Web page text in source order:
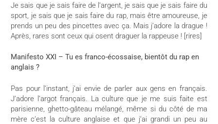
Je sais que je sais faire de l’argent, je sais que je sais faire du
sport, je sais que je sais faire du rap, mais être amoureuse, je
prends un peu des pincettes avec ça. Mais j’adore la drague !
Après, rares sont ceux qui osent draguer la rappeuse ! [rires]
Manifesto XXI – Tu es franco-écossaise, bientôt du rap en
anglais ?
Pas pour l’instant, j’ai envie de parler aux gens en français.
J’adore l’argot français. La culture que je me suis faite est
parisienne, ghetto-gâteau mélangé, même si du côté de ma
mère c’est la culture anglaise et que j’ai grandi un peu au